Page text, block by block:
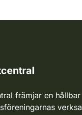
främjar en